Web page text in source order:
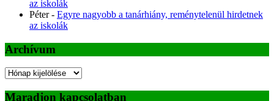
az iskolák
Péter- Egyre nagyobb a tanárhiány, reménytelenül hirdetnek
az iskolák
Archívum
Archívum
Maradjon kapcsolatban